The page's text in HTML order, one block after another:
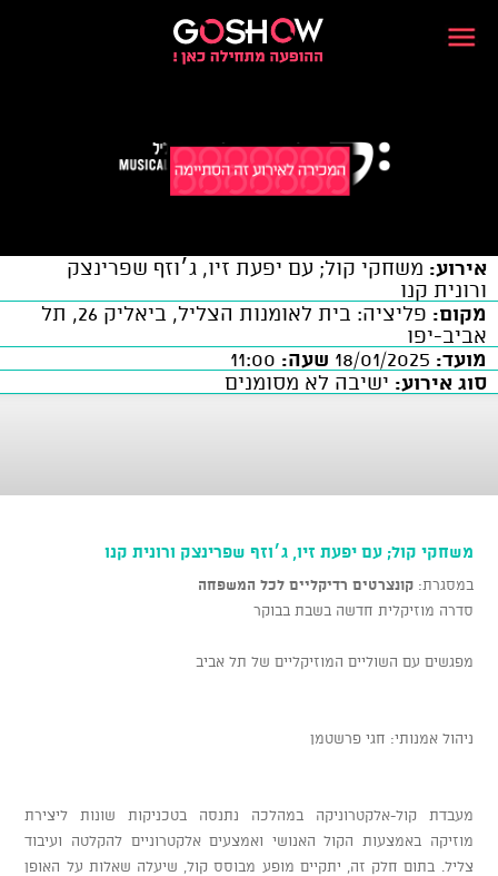
אירוע: משחקי קול; עם יפעת זיו, ג׳וזף שפרינצק
ורונית קנו
מקום:
פליציה: בית לאומנות הצליל, ביאליק 26, תל
אביב-יפו
מועד:
שעה:
סוג אירוע: ישיבה לא מסומנים
משחקי קול; עם יפעת זיו, ג׳וזף שפרינצק ורונית קנו
במסגרת:קונצרטים רדיקליים לכל המשפחה
סדרה מוזיקלית חדשה בשבת בבוקר
מפגשים עם השוליים המוזיקליים של תל אביב
ניהול אמנותי: חגי פרשטמן
מעבדת קול-אלקטרוניקה במהלכה נתנסה בטכניקות שונות ליצירת
מוזיקה באמצעות הקול האנושי ואמצעים אלקטרוניים להקלטה ועיבוד
צליל. בתום חלק זה, יתקיים מופע מבוסס קול, שיעלה שאלות על האופן